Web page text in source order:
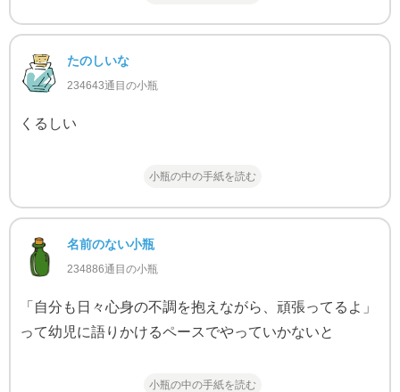
たのしいな
234643通目の小瓶
くるしい
小瓶の中の手紙を読む
名前のない小瓶
234886通目の小瓶
「自分も日々心身の不調を抱えながら、頑張ってるよ」
って幼児に語りかけるペースでやっていかないと
小瓶の中の手紙を読む